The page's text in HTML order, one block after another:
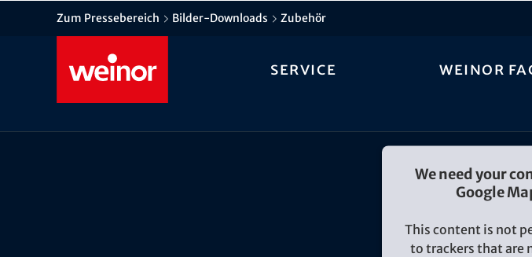
Zum Pressebereich Bilder-Downloads Zubehör
Service weinor
We need your
Google
This content is not
to trackers that are